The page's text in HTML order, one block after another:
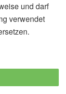
&
und darf
verwendet